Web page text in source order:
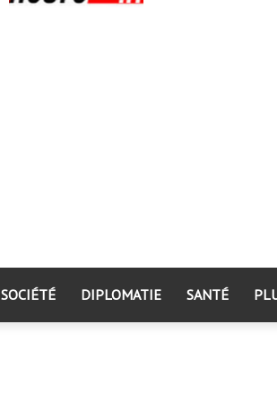
SOCIÉTÉ DIPLOMATIE SANTÉ